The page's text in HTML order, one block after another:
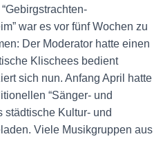
war es vor fünf Wochen zu
Der Moderator hatte einen
Klischees bedient
sich nun. Anfang April hatte
“Sänger- und
städtische Kultur- und
Viele Musikgruppen aus